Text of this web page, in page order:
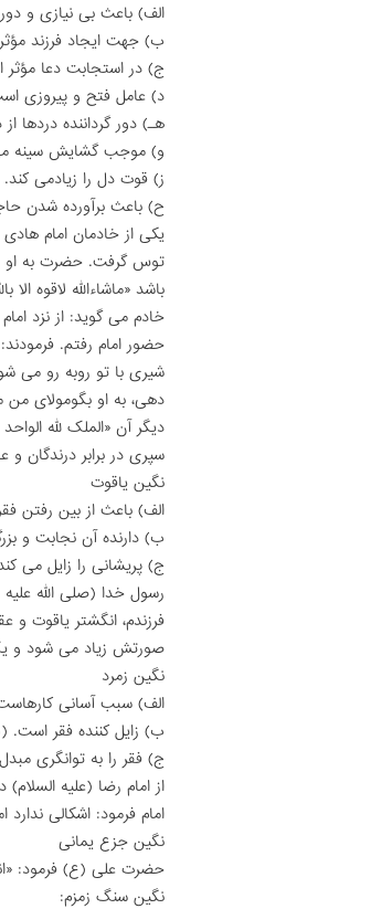
الف) باعث بى نیازى و
ب) جهت ایجاد فرزند مؤثر
ج) در استجابت دعا مؤثر
د) عامل فتح و پیروزى
هـ) دور گرداننده دردها از
و) موجب گشایش سینه مى
ز) قوت دل را زیادمى کند.
ح) باعث برآورده شدن
یکى از خادمان امام
توس گرفت. حضرت به او
باشد «ماشاءالله لاقوه
خادم مى گوید: از نزد
حضور امام رفتم.
شیرى با تو روبه رو مى
دهى، به او بگومولاى من
دیگر آن «الملک لله
سپرى در برابر درندگان
نگین یاقوت
الف) باعث از بین رفتن
ب) دارنده آن نجابت و
ج) پریشانى را زایل مى
رسول خدا (صلى الله
فرزندم، انگشتر یاقوت
صورتش زیاد مى شود و یک
نگین زمرد
الف) سبب آسانى
ب) زایل کننده فقر است. (۲۵)
ج) فقر را به توانگرى مبدل
از امام رضا (علیه
امام فرمود: اشکالى
نگین جزع یمانى
حضرت على (ع) فرمود:
نگین سنگ زمزم: